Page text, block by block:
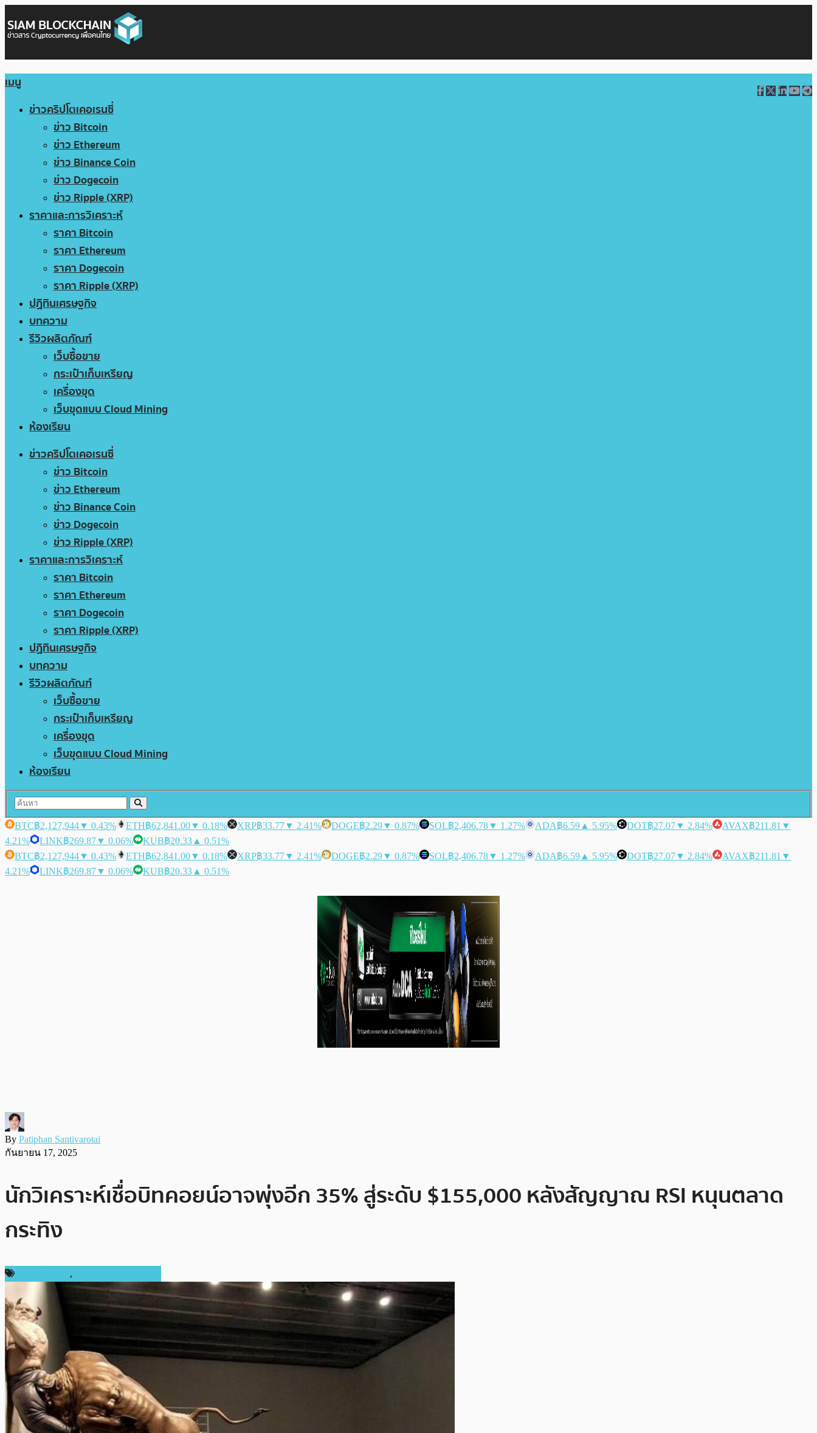
เมนู
ข่าวคริปโตเคอเรนซี่
ข่าว Bitcoin
ข่าว Ethereum
ข่าว Binance Coin
ข่าว Dogecoin
ข่าว Ripple (XRP)
ราคาและการวิเคราะห์
ราคา Bitcoin
ราคา Ethereum
ราคา Dogecoin
ราคา Ripple (XRP)
ปฏิทินเศรษฐกิจ
บทความ
รีวิวผลิตภัณฑ์
เว็บซื้อขาย
กระเป๋าเก็บเหรียญ
เครื่องขุด
เว็บขุดแบบ Cloud Mining
ห้องเรียน
ข่าวคริปโตเคอเรนซี่
ข่าว Bitcoin
ข่าว Ethereum
ข่าว Binance Coin
ข่าว Dogecoin
ข่าว Ripple (XRP)
ราคาและการวิเคราะห์
ราคา Bitcoin
ราคา Ethereum
ราคา Dogecoin
ราคา Ripple (XRP)
ปฏิทินเศรษฐกิจ
บทความ
รีวิวผลิตภัณฑ์
เว็บซื้อขาย
กระเป๋าเก็บเหรียญ
เครื่องขุด
เว็บขุดแบบ Cloud Mining
ห้องเรียน
BTC฿2,127,944▼ 0.43% ETH฿62,841.00▼ 0.18% XRP฿33.77▼ 2.41% DOGE฿2.29▼ 0.87% SOL฿2,406.78▼ 1.27% ADA฿6.59 ▲ 5.95% DOT฿27.07▼ 2.84% AVAX฿211.81 ▼
4.21%
LINK฿269.87▼ 0.06% KUB฿20.33 ▲ 0.51%
BTC฿2,127,944▼ 0.43% ETH฿62,841.00▼ 0.18% XRP฿33.77▼ 2.41% DOGE฿2.29▼ 0.87% SOL฿2,406.78▼ 1.27% ADA฿6.59 ▲ 5.95% DOT฿27.07▼ 2.84% AVAX฿211.81 ▼
4.21%
LINK฿269.87▼ 0.06% KUB฿20.33 ▲ 0.51%
By Patiphan Santivarotai
กันยายน 17, 2025
นักวิเคราะห์เชื่อบิทคอยน์อาจพุ่งอีก 35% สู่ระดับ $155,000 หลังสัญญาณ RSI หนุนตลาด
กระทิง
,